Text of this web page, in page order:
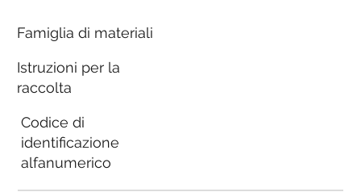
Famiglia di materiali
Istruzioni per la
raccolta
Codice di
identificazione
alfanumerico